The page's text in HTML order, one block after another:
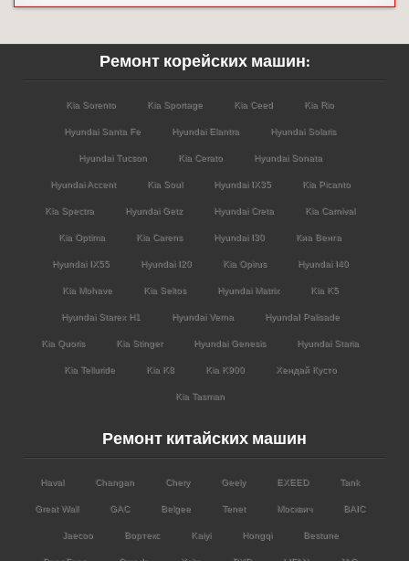
Ремонт корейских машин:
Kia Sorento Kia Sportage Kia Ceed Kia Rio
Hyundai Santa Fe Hyundai Elantra Hyundai Solaris
Hyundai Tucson Kia Cerato Hyundai Sonata
Hyundai Accent Kia Soul Hyundai IX35 Kia Picanto
Kia Spectra Hyundai Getz Hyundai Creta Kia Carnival
Kia Optima Kia Carens Hyundai I30 Киа Венга
Hyundai IX55 Hyundai I20 Kia Opirus Hyundai I40
Kia Mohave Kia Seltos Hyundai Matrix Kia K5
Hyundai Starex H1 Hyundai Verna HyundaI Palisade
Kia Quoris Kia Stinger Hyundai Genesis Hyundai Staria
Kia Telluride Kia K8 Kia K900 Хендай Кусто
Kia Tasman
Ремонт китайских машин
Haval Changan Chery Geely EXEED Tank
Great Wall GAC Belgee Tenet Москвич BAIC
Jaecoo Вортекс Kaiyi Hongqi Bestune